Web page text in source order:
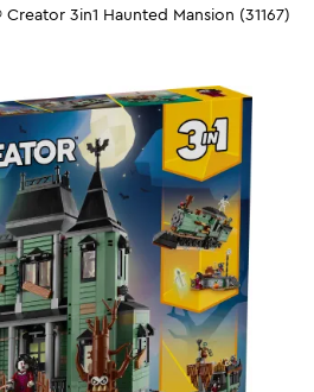
Creator 3in1 Haunted Mansion (31167)